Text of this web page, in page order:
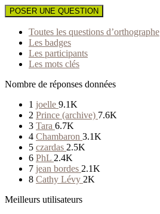
POSER UNE QUESTION
Toutes les questions d’orthographe
Les badges
Les participants
Les mots clés
Nombre de réponses données
1 joelle 9.1K
2 Prince (archive) 7.6K
3 Tara 6.7K
4 Chambaron 3.1K
5 czardas 2.5K
6 PhL 2.4K
7 jean bordes 2.1K
8 Cathy Lévy 2K
Meilleurs utilisateurs